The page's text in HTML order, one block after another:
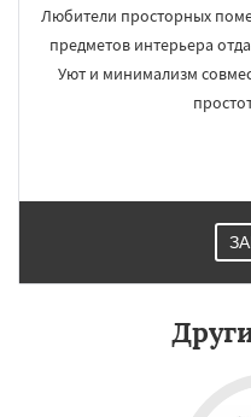
Любители просторных
предметов интерьера
Уют и минимализм